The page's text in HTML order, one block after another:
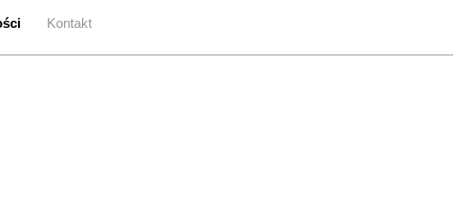
Kontakt